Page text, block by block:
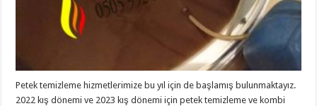
Petek temizleme hizmetlerimize bu yıl için de başlamış bulunmaktayız.
2022 kış dönemi ve 2023 kış dönemi için petek temizleme ve kombi